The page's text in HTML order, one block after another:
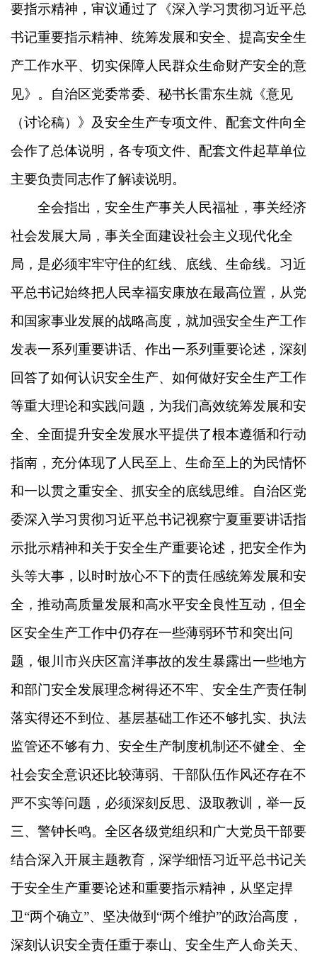
要指示精神，审议通过了《深入学习贯彻习近平总
书记重要指示精神、统筹发展和安全、提高安全生
产工作水平、切实保障人民群众生命财产安全的意
见》。自治区党委常委、秘书长雷东生就《意见
（讨论稿）》及安全生产专项文件、配套文件向全
会作了总体说明，各专项文件、配套文件起草单位
主要负责同志作了解读说明。
全会指出，安全生产事关人民福祉，事关经济
社会发展大局，事关全面建设社会主义现代化全
局，是必须牢牢守住的红线、底线、生命线。习近
平总书记始终把人民幸福安康放在最高位置，从党
和国家事业发展的战略高度，就加强安全生产工作
发表一系列重要讲话、作出一系列重要论述，深刻
回答了如何认识安全生产、如何做好安全生产工作
等重大理论和实践问题，为我们高效统筹发展和安
全、全面提升安全发展水平提供了根本遵循和行动
指南，充分体现了人民至上、生命至上的为民情怀
和一以贯之重安全、抓安全的底线思维。自治区党
委深入学习贯彻习近平总书记视察宁夏重要讲话指
示批示精神和关于安全生产重要论述，把安全作为
头等大事，以时时放心不下的责任感统筹发展和安
全，推动高质量发展和高水平安全良性互动，但全
区安全生产工作中仍存在一些薄弱环节和突出问
题，银川市兴庆区富洋事故的发生暴露出一些地方
和部门安全发展理念树得还不牢、安全生产责任制
落实得还不到位、基层基础工作还不够扎实、执法
监管还不够有力、安全生产制度机制还不健全、全
社会安全意识还比较薄弱、干部队伍作风还存在不
严不实等问题，必须深刻反思、汲取教训，举一反
三、警钟长鸣。全区各级党组织和广大党员干部要
结合深入开展主题教育，深学细悟习近平总书记关
于安全生产重要论述和重要指示精神，从坚定捍
卫“两个确立”、坚决做到“两个维护”的政治高度，
深刻认识安全责任重于泰山、安全生产人命关天、